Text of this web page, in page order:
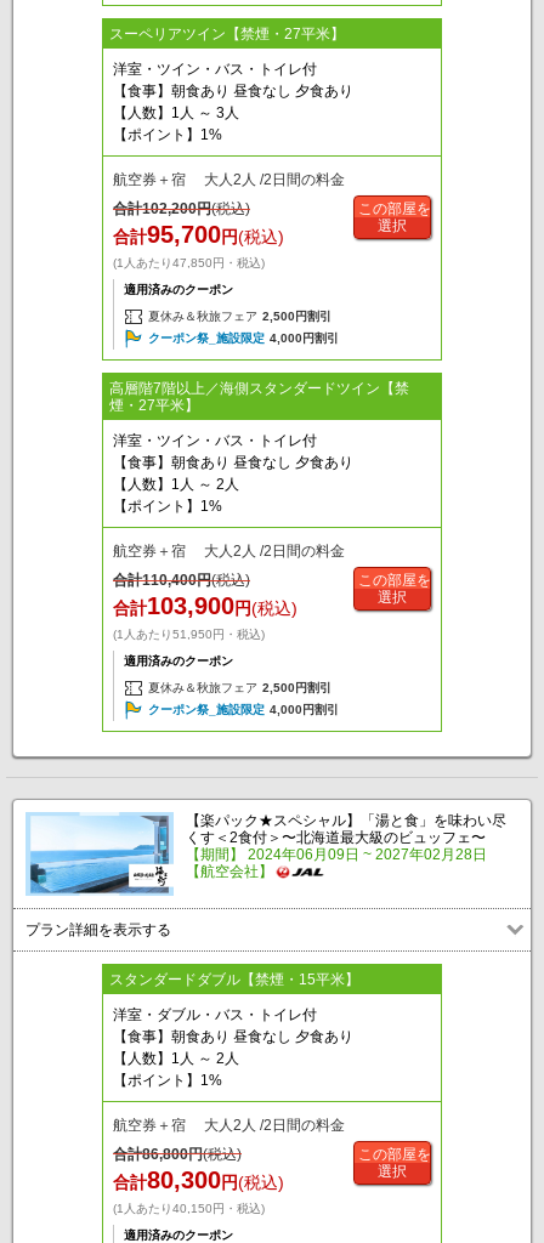
スーペリアツイン【禁煙・27平米】
洋室・ツイン・バス・トイレ付
【食事】朝食あり 昼食なし 夕食あり
【人数】1人 ～ 3人
【ポイント】1%
航空券＋宿 大人2人 /2日間の料金
合計102,200円(税込)
合計95,700円(税込)
(1人あたり47,850円・税込)
適用済みのクーポン
夏休み＆秋旅フェア 2,500円割引
クーポン祭_施設限定 4,000円割引
この部屋を
選択
高層階7階以上／海側スタンダードツイン【禁
煙・27平米】
洋室・ツイン・バス・トイレ付
【食事】朝食あり 昼食なし 夕食あり
【人数】1人 ～ 2人
【ポイント】1%
航空券＋宿 大人2人 /2日間の料金
合計110,400円(税込)
合計103,900円(税込)
(1人あたり51,950円・税込)
適用済みのクーポン
夏休み＆秋旅フェア 2,500円割引
クーポン祭_施設限定 4,000円割引
この部屋を
選択
【楽パック★スペシャル】「湯と食」を味わい尽
くす＜2食付＞〜北海道最大級のビュッフェ〜
【期間】 2024年06月09日 ~ 2027年02月28日
【航空会社】
プラン詳細を表示する
スタンダードダブル【禁煙・15平米】
洋室・ダブル・バス・トイレ付
【食事】朝食あり 昼食なし 夕食あり
【人数】1人 ～ 2人
【ポイント】1%
航空券＋宿 大人2人 /2日間の料金
合計86,800円(税込)
合計80,300円(税込)
(1人あたり40,150円・税込)
適用済みのクーポン
この部屋を
選択